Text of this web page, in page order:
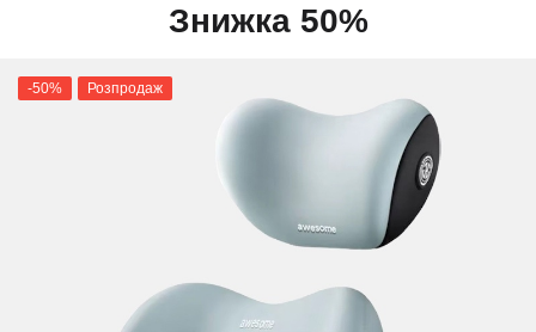
Знижка 50%
-50% Розпродаж